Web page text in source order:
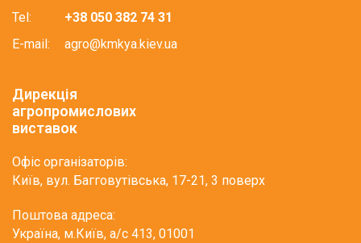
Tel:
+38 050 382 74 31
E-mail:
agro@kmkya.kiev.ua
Дирекція
агропромислових
виставок
Офіс організаторів:
Київ, вул. Багговутівська, 17-21, 3 поверх
Поштова адреса:
Україна, м.Київ, а/с 413, 01001